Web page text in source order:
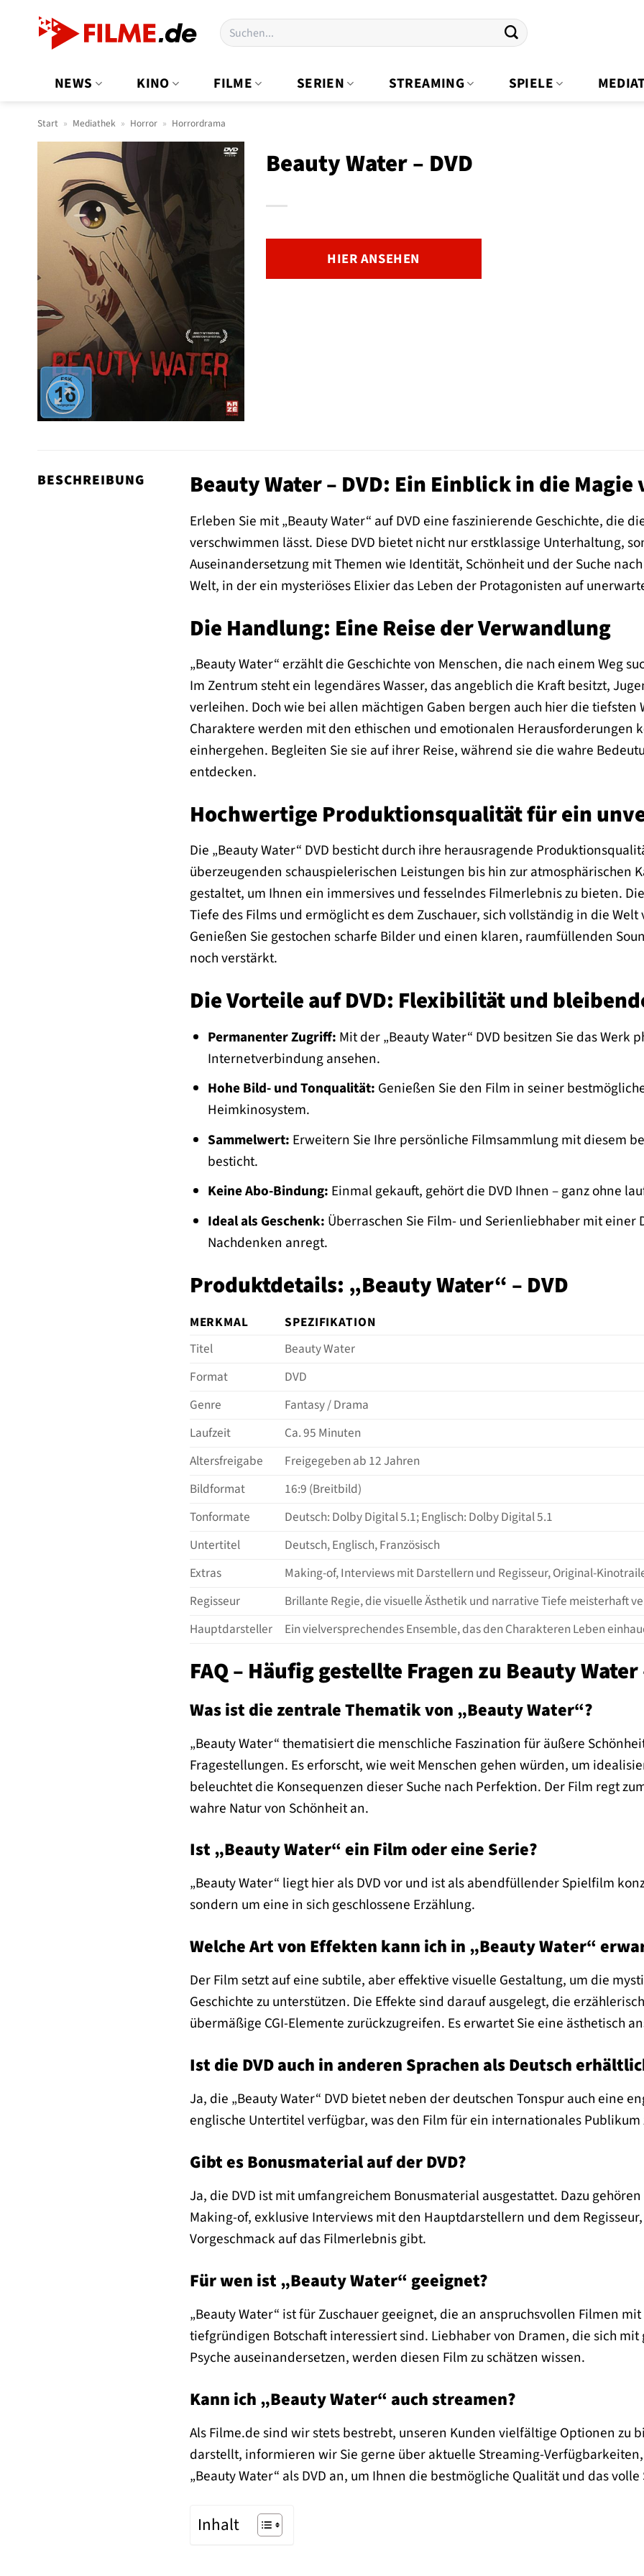
Suchen
nach:
NEWS KINO FILME SERIEN STREAMING SPIELE
Start » Mediathek » Horror » Horrordrama
Beauty Water – DVD
HIER ANSEHEN
BESCHREIBUNG Beauty Water – DVD: Ein Einblick in die
Erleben Sie mit „Beauty Water“ auf DVD eine faszinierende Geschichte, die
verschwimmen lässt. Diese DVD bietet nicht nur erstklassige Unterhaltung,
Auseinandersetzung mit Themen wie Identität, Schönheit und der Suche
Welt, in der ein mysteriöses Elixier das Leben der Protagonisten auf
Die Handlung: Eine Reise der Verwandlung
„Beauty Water“ erzählt die Geschichte von Menschen, die nach einem Weg
Im Zentrum steht ein legendäres Wasser, das angeblich die Kraft besitzt,
verleihen. Doch wie bei allen mächtigen Gaben bergen auch hier die tiefsten
Charaktere werden mit den ethischen und emotionalen Herausforderungen
einhergehen. Begleiten Sie sie auf ihrer Reise, während sie die wahre
entdecken.
Hochwertige Produktionsqualität für ein
Die „Beauty Water“ DVD besticht durch ihre herausragende
überzeugenden schauspielerischen Leistungen bis hin zur atmosphärischen
gestaltet, um Ihnen ein immersives und fesselndes Filmerlebnis zu bieten.
Tiefe des Films und ermöglicht es dem Zuschauer, sich vollständig in die
Genießen Sie gestochen scharfe Bilder und einen klaren, raumfüllenden
noch verstärkt.
Die Vorteile auf DVD: Flexibilität und
Permanenter Zugriff: Mit der „Beauty Water“ DVD besitzen Sie das
Internetverbindung ansehen.
Hohe Bild- und Tonqualität: Genießen Sie den Film in seiner
Heimkinosystem.
Sammelwert: Erweitern Sie Ihre persönliche Filmsammlung mit diesem
besticht.
Keine Abo-Bindung: Einmal gekauft, gehört die DVD Ihnen – ganz ohne
Ideal als Geschenk: Überraschen Sie Film- und Serienliebhaber mit einer
Nachdenken anregt.
Produktdetails: „Beauty Water“ – DVD
MERKMAL
SPEZIFIKATION
Titel
Beauty Water
Format
DVD
Genre
Fantasy / Drama
Laufzeit
Ca. 95 Minuten
Altersfreigabe
Freigegeben ab 12 Jahren
Bildformat
16:9 (Breitbild)
Tonformate
Deutsch: Dolby Digital 5.1; Englisch: Dolby Digital 5.1
Untertitel
Deutsch, Englisch, Französisch
Extras
Making-of, Interviews mit Darstellern und Regisseur, Original-
Regisseur
Brillante Regie, die visuelle Ästhetik und narrative Tiefe meisterhaft
Hauptdarsteller
Ein vielversprechendes Ensemble, das den Charakteren Leben
FAQ – Häufig gestellte Fragen zu Beauty Water
Was ist die zentrale Thematik von „Beauty Water“?
„Beauty Water“ thematisiert die menschliche Faszination für äußere
Fragestellungen. Es erforscht, wie weit Menschen gehen würden, um
beleuchtet die Konsequenzen dieser Suche nach Perfektion. Der Film regt
wahre Natur von Schönheit an.
Ist „Beauty Water“ ein Film oder eine Serie?
„Beauty Water“ liegt hier als DVD vor und ist als abendfüllender Spielfilm
sondern um eine in sich geschlossene Erzählung.
Welche Art von Effekten kann ich in „Beauty Water“
Der Film setzt auf eine subtile, aber effektive visuelle Gestaltung, um die
Geschichte zu unterstützen. Die Effekte sind darauf ausgelegt, die
übermäßige CGI-Elemente zurückzugreifen. Es erwartet Sie eine ästhetisch
Ist die DVD auch in anderen Sprachen als Deutsch
Ja, die „Beauty Water“ DVD bietet neben der deutschen Tonspur auch eine
englische Untertitel verfügbar, was den Film für ein internationales
Gibt es Bonusmaterial auf der DVD?
Ja, die DVD ist mit umfangreichem Bonusmaterial ausgestattet. Dazu
Making-of, exklusive Interviews mit den Hauptdarstellern und dem
Vorgeschmack auf das Filmerlebnis gibt.
Für wen ist „Beauty Water“ geeignet?
„Beauty Water“ ist für Zuschauer geeignet, die an anspruchsvollen Filmen
tiefgründigen Botschaft interessiert sind. Liebhaber von Dramen, die sich
Psyche auseinandersetzen, werden diesen Film zu schätzen wissen.
Kann ich „Beauty Water“ auch streamen?
Als Filme.de sind wir stets bestrebt, unseren Kunden vielfältige Optionen zu
darstellt, informieren wir Sie gerne über aktuelle Streaming-
„Beauty Water“ als DVD an, um Ihnen die bestmögliche Qualität und das
Inhalt